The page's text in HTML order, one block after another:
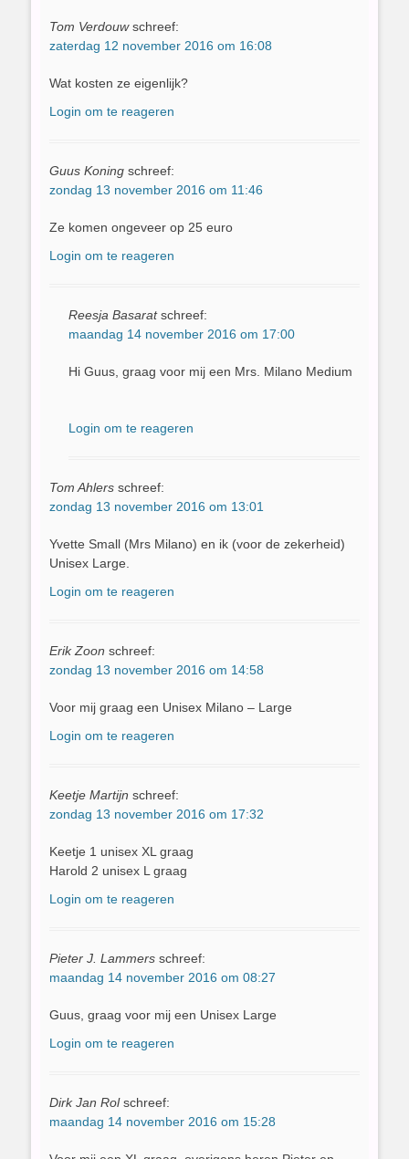
Tom Verdouw schreef:
zaterdag 12 november 2016 om 16:08
Wat kosten ze eigenlijk?
Login om te reageren
Guus Koning schreef:
zondag 13 november 2016 om 11:46
Ze komen ongeveer op 25 euro
Login om te reageren
Reesja Basarat schreef:
maandag 14 november 2016 om 17:00
Hi Guus, graag voor mij een Mrs. Milano Medium
Login om te reageren
Tom Ahlers schreef:
zondag 13 november 2016 om 13:01
Yvette Small (Mrs Milano) en ik (voor de zekerheid)
Unisex Large.
Login om te reageren
Erik Zoon schreef:
zondag 13 november 2016 om 14:58
Voor mij graag een Unisex Milano – Large
Login om te reageren
Keetje Martijn schreef:
zondag 13 november 2016 om 17:32
Keetje 1 unisex XL graag
Harold 2 unisex L graag
Login om te reageren
Pieter J. Lammers schreef:
maandag 14 november 2016 om 08:27
Guus, graag voor mij een Unisex Large
Login om te reageren
Dirk Jan Rol schreef:
maandag 14 november 2016 om 15:28